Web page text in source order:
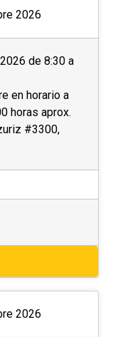
2026
de 8:30 a
en horario a
horas aprox.
#3300,
2026